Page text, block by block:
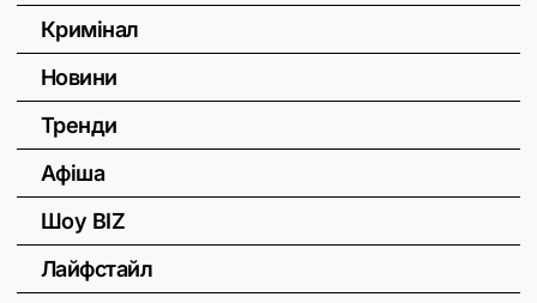
Кримінал
Новини
Тренди
Афіша
Шоу BIZ
Лайфстайл